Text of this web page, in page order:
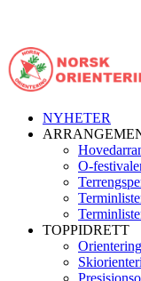
NYHETER
O-
TOPPIDRETT
Orientering